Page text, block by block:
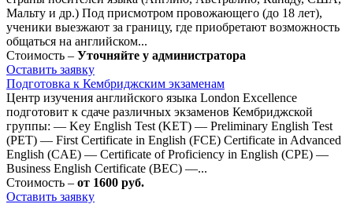
Мальту и др.) Под присмотром провожающего (до 18 лет),
ученики выезжают за границу, где приобретают возможность
общаться на английском...
Стоимость – Уточняйте у администратора
Оставить заявку
Подготовка к Кембриджским экзаменам
Центр изучения английского языка London Excellence
подготовит к сдаче различных экзаменов Кембриджской
группы: — Key English Test (KET) — Preliminary English Test
(PET) — First Certificate in English (FCE) Certificate in Advanced
English (CAE) — Certificate of Proficiency in English (CPE) —
Business English Certificate (BEC) —...
Стоимость – от 1600 руб.
Оставить заявку